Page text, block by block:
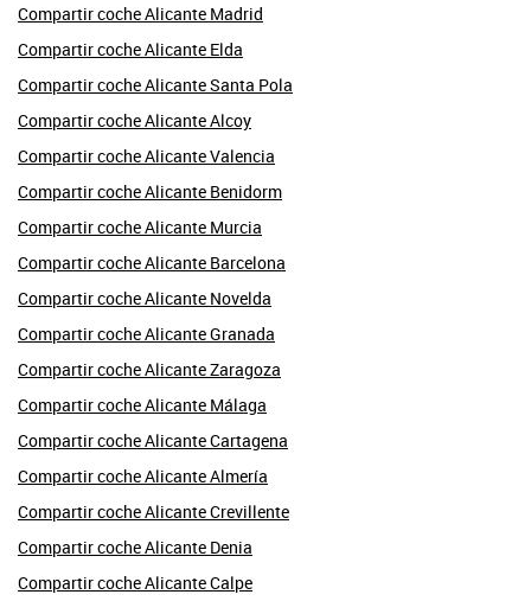
Compartir coche Alicante Madrid
Compartir coche Alicante Elda
Compartir coche Alicante Santa Pola
Compartir coche Alicante Alcoy
Compartir coche Alicante Valencia
Compartir coche Alicante Benidorm
Compartir coche Alicante Murcia
Compartir coche Alicante Barcelona
Compartir coche Alicante Novelda
Compartir coche Alicante Granada
Compartir coche Alicante Zaragoza
Compartir coche Alicante Málaga
Compartir coche Alicante Cartagena
Compartir coche Alicante Almería
Compartir coche Alicante Crevillente
Compartir coche Alicante Denia
Compartir coche Alicante Calpe